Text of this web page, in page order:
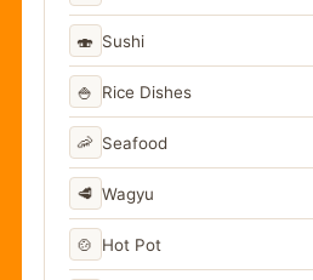
🍣 Sushi
🍚 Rice Dishes
🦐 Seafood
🥩 Wagyu
🍲 Hot Pot